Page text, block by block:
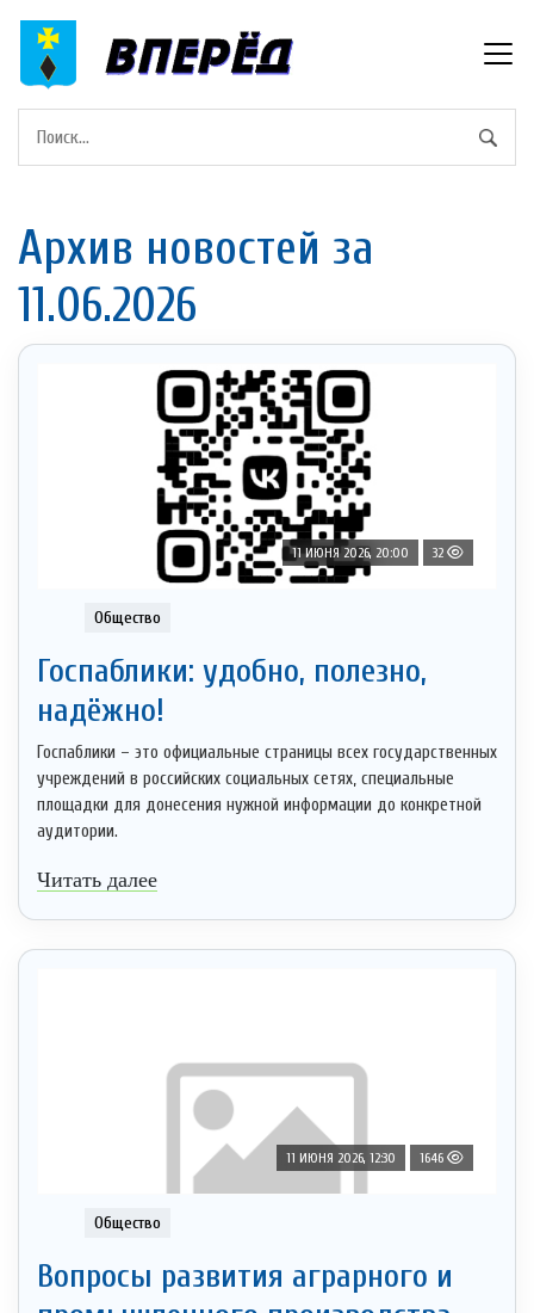
Архив новостей за
11.06.2026
11 ИЮНЯ 2026, 20:00 32
Общество
Госпаблики: удобно, полезно,
надёжно!
Госпаблики – это официальные страницы всех государственных
учреждений в российских социальных сетях, специальные
площадки для донесения нужной информации до конкретной
аудитории.
Читать далее
11 ИЮНЯ 2026, 12:30 1646
Общество
Вопросы развития аграрного и